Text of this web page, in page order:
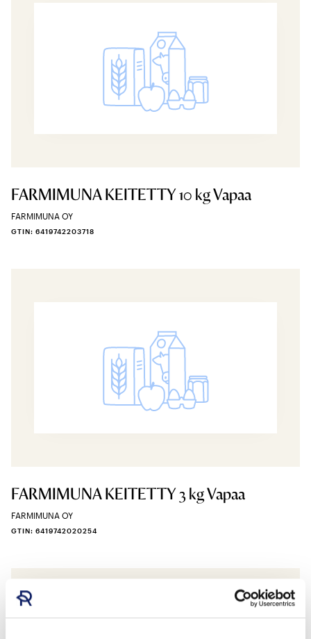
FARMIMUNA KEITETTY 10 kg Vapaa
FARMIMUNA OY
GTIN: 6419742203718
FARMIMUNA KEITETTY 3 kg Vapaa
FARMIMUNA OY
GTIN: 6419742020254